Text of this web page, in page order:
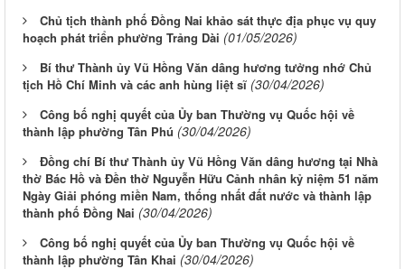
Chủ tịch thành phố Đồng Nai khảo sát thực địa phục vụ quy
hoạch phát triển phường Trảng Dài (01/05/2026)
Bí thư Thành ủy Vũ Hồng Văn dâng hương tưởng nhớ Chủ
tịch Hồ Chí Minh và các anh hùng liệt sĩ (30/04/2026)
Công bố nghị quyết của Ủy ban Thường vụ Quốc hội về
thành lập phường Tân Phú (30/04/2026)
Đồng chí Bí thư Thành ủy Vũ Hồng Văn dâng hương tại Nhà
thờ Bác Hồ và Đền thờ Nguyễn Hữu Cảnh nhân kỷ niệm 51 năm
Ngày Giải phóng miền Nam, thống nhất đất nước và thành lập
thành phố Đồng Nai (30/04/2026)
Công bố nghị quyết của Ủy ban Thường vụ Quốc hội về
thành lập phường Tân Khai (30/04/2026)